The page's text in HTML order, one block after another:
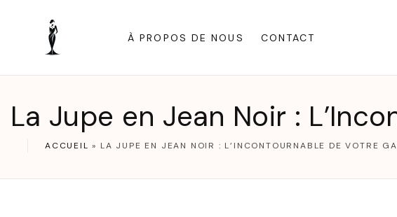
À PROPOS DE NOUS CONTACT
La Jupe en Jean Noir :
ACCUEIL » LA JUPE EN JEAN NOIR : L’INCONTOURNABLE DE VOTRE